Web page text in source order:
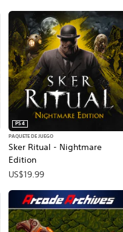
Sker Ritual - Nightmare
Edition
PS4
PAQUETE DE JUEGO
US$19.99